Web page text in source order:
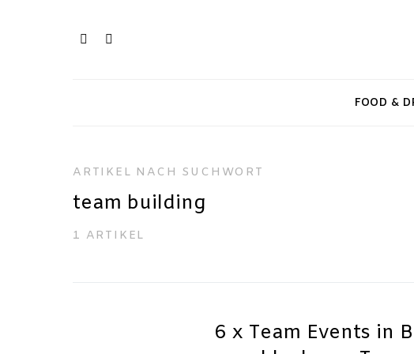
FOOD &
ARTIKEL NACH SUCHWORT
team building
1 ARTIKEL
6 x Team Events in